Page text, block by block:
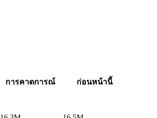
การคาดการณ์
ก่อนหน้านี้